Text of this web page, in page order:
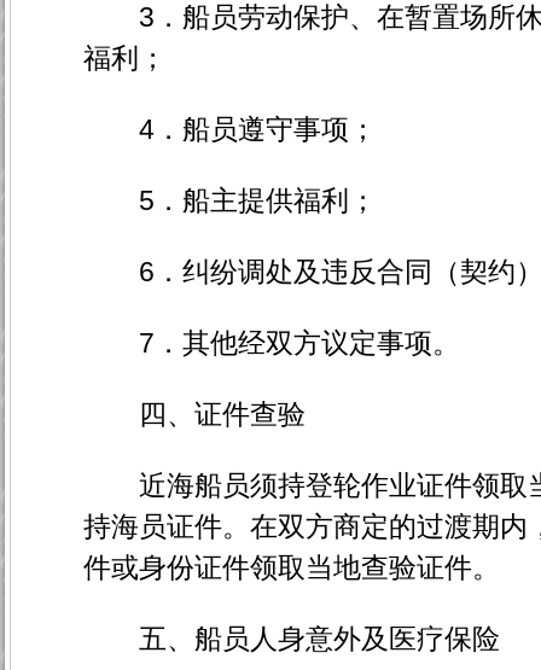
3．船员劳动保护、在暂置场所休
福利；
4．船员遵守事项；
5．船主提供福利；
6．纠纷调处及违反合同（契约
7．其他经双方议定事项。
四、证件查验
近海船员须持登轮作业证件领取
持海员证件。在双方商定的过渡期
件或身份证件领取当地查验证件。
五、船员人身意外及医疗保险